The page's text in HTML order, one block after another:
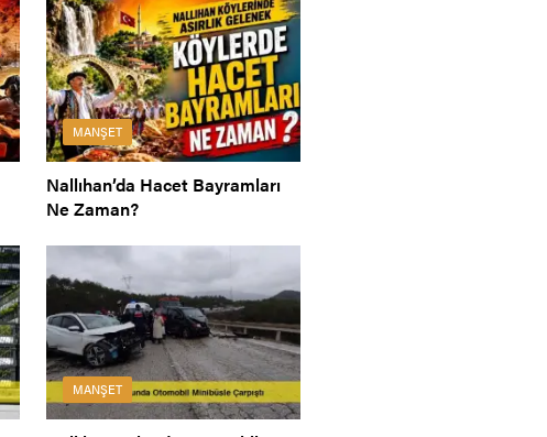
MANŞET
Nallıhan’da Hacet Bayramları
Ne Zaman?
MANŞET